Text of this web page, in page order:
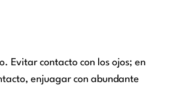
Evitar contacto con los ojos; en
enjuagar con abundante